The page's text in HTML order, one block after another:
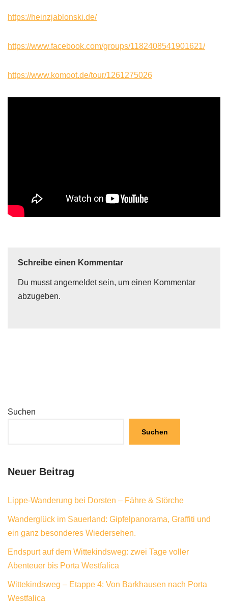
https://heinzjablonski.de/
https://www.facebook.com/groups/1182408541901621/
https://www.komoot.de/tour/1261275026
Schreibe einen Kommentar
Du musstangemeldetsein, um einen Kommentar
abzugeben.
Suchen
Suchen
Neuer Beitrag
Lippe-Wanderung bei Dorsten – Fähre & Störche
Wanderglück im Sauerland: Gipfelpanorama, Graffiti und
ein ganz besonderes Wiedersehen.
Endspurt auf dem Wittekindsweg: zwei Tage voller
Abenteuer bis Porta Westfalica
Wittekindsweg – Etappe 4: Von Barkhausen nach Porta
Westfalica